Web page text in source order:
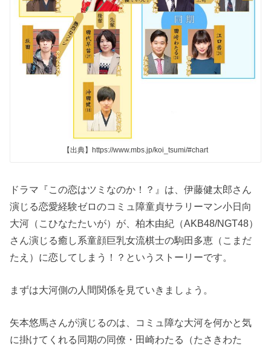
【出典】https://www.mbs.jp/koi_tsumi/#chart
ドラマ『この恋はツミなのか！？』は、伊藤健太郎さん
演じる恋愛経験ゼロのコミュ障童貞サラリーマン小日向
大河（こひなたたいが）が、柏木由紀（AKB48/NGT48）
さん演じる癒し系童顔巨乳女流棋士の駒田多恵（こまだ
たえ）に恋してしまう！？というストーリーです。
まずは大河側の人間関係を見ていきましょう。
矢本悠馬さんが演じるのは、コミュ障な大河を何かと気
に掛けてくれる同期の同僚・田崎わたる（たさきわた